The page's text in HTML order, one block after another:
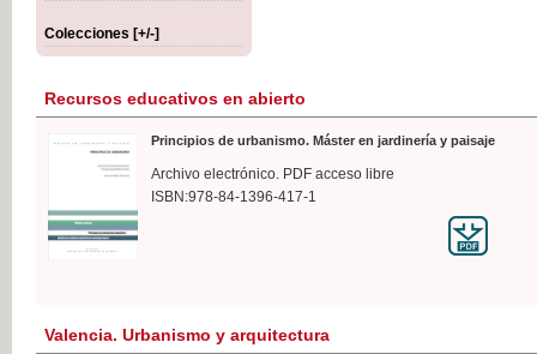
Colecciones [+/-]
Recursos educativos en abierto
Principios de urbanismo. Máster en jardinería y paisaje
Archivo electrónico. PDF acceso libre
ISBN:978-84-1396-417-1
Valencia. Urbanismo y arquitectura